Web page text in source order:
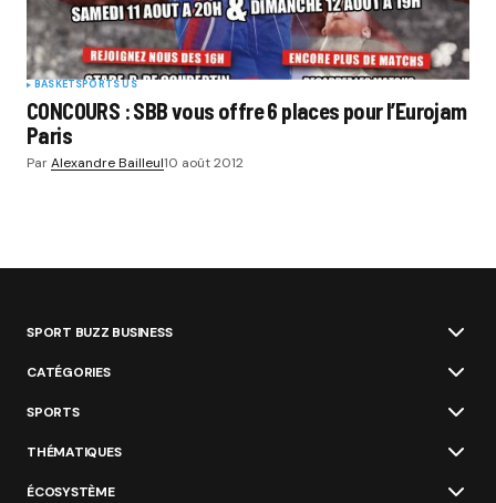
BASKETSPORTS US
CONCOURS : SBB vous offre 6 places pour l’Eurojam
Paris
ParAlexandre Bailleul10 août 2012
SPORT BUZZ BUSINESS
CATÉGORIES
SPORTS
THÉMATIQUES
ÉCOSYSTÈME